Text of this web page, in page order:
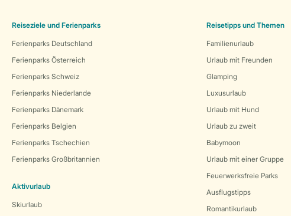
Reiseziele und Ferienparks
Ferienparks Deutschland
Ferienparks Österreich
Ferienparks Schweiz
Ferienparks Niederlande
Ferienparks Dänemark
Ferienparks Belgien
Ferienparks Tschechien
Ferienparks Großbritannien
Aktivurlaub
Skiurlaub
Reisetipps und Themen
Familienurlaub
Urlaub mit Freunden
Glamping
Luxusurlaub
Urlaub mit Hund
Urlaub zu zweit
Babymoon
Urlaub mit einer Gruppe
Feuerwerksfreie Parks
Ausflugstipps
Romantikurlaub